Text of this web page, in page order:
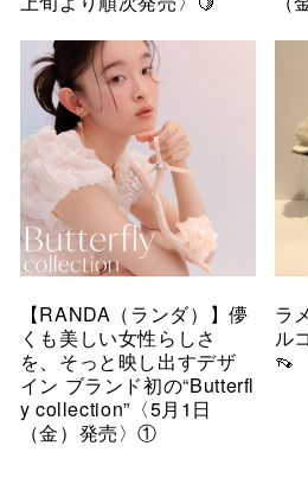
【RANDA（ランダ）】儚
くも美しい女性らしさ
を、そっと映し出すデザ
イン ブランド初の“Butterfl
y collection”〈5月1日
（金）発売〉①
ラ
ル
👡